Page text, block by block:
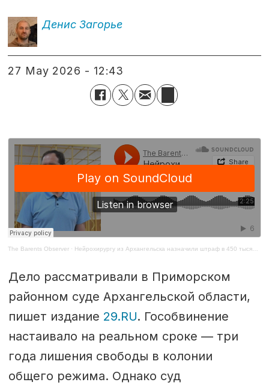
Денис Загорье
27 May 2026 - 12:43
The Barents Observer · Нейрохирургу из Архангельска назначили штраф в 450 тысяч за донат ФБК
Дело рассматривали в Приморском
районном суде Архангельской области,
пишет издание 29.RU. Гособвинение
настаивало на реальном сроке — три
года лишения свободы в колонии
общего режима. Однако суд